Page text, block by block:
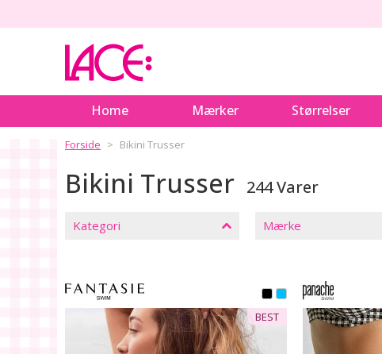
Home Mærker Størrelser
Forside Bikini Trusser
Bikini Trusser 244 Varer
Kategori Mærke
BEST